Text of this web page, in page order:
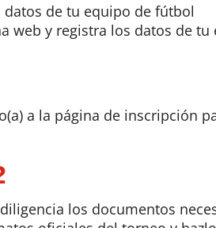
datos de tu equipo de fútbol
web y registra los datos de
a la página de inscripción
los documentos